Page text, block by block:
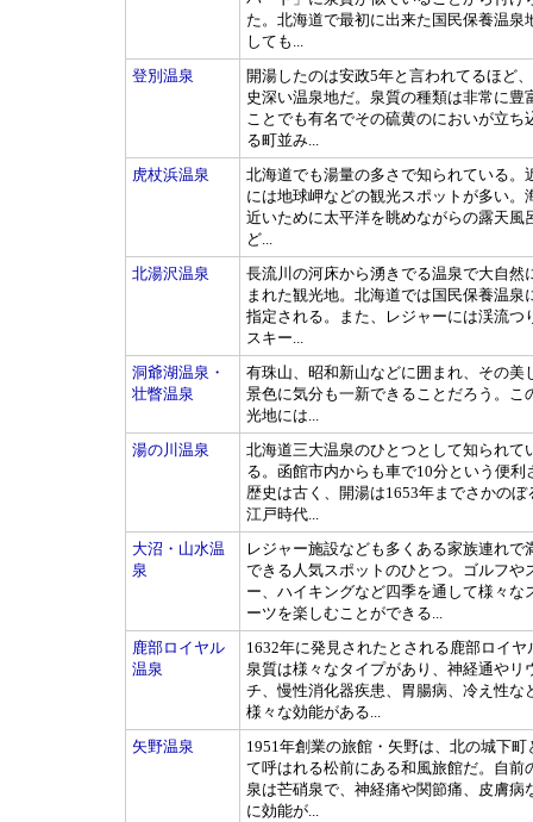
た。北海道で最初に出来た国民保養温泉
しても...
登別温泉
開湯したのは安政5年と言われてるほど
史深い温泉地だ。泉質の種類は非常に豊
ことでも有名でその硫黄のにおいが立ち
る町並み...
虎杖浜温泉
北海道でも湯量の多さで知られている。
には地球岬などの観光スポットが多い。
近いために太平洋を眺めながらの露天風
ど...
北湯沢温泉
長流川の河床から湧きでる温泉で大自然
まれた観光地。北海道では国民保養温泉
指定される。また、レジャーには渓流つ
スキー...
洞爺湖温泉・
壮瞥温泉
有珠山、昭和新山などに囲まれ、その美
景色に気分も一新できることだろう。こ
光地には...
湯の川温泉
北海道三大温泉のひとつとして知られて
る。函館市内からも車で10分という便利
歴史は古く、開湯は1653年までさかのぼ
江戸時代...
大沼・山水温
泉
レジャー施設なども多くある家族連れで
できる人気スポットのひとつ。ゴルフや
ー、ハイキングなど四季を通して様々な
ーツを楽しむことができる...
鹿部ロイヤル
温泉
1632年に発見されたとされる鹿部ロイヤ
泉質は様々なタイプがあり、神経通やリ
チ、慢性消化器疾患、胃腸病、冷え性な
様々な効能がある...
矢野温泉
1951年創業の旅館・矢野は、北の城下町
て呼はれる松前にある和風旅館だ。自前
泉は芒硝泉で、神経痛や関節痛、皮膚病
に効能が...